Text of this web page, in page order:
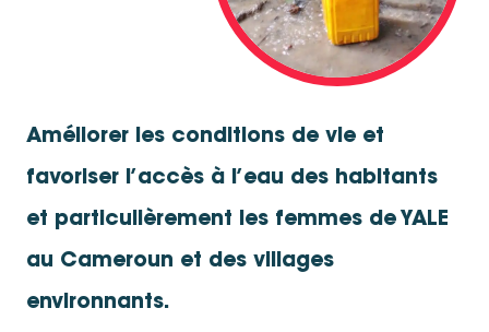
Améliorer les conditions de vie et
favoriser l’accès à l’eau des habitants
et particulièrement les femmes de YALE
au Cameroun et des villages
environnants.